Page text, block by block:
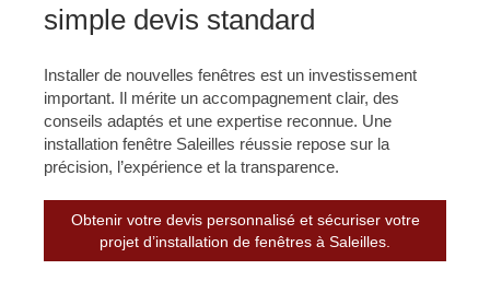
simple devis standard
Installer de nouvelles fenêtres est un investissement
important. Il mérite un accompagnement clair, des
conseils adaptés et une expertise reconnue. Une
installation fenêtre Saleilles réussie repose sur la
précision, l’expérience et la transparence.
Obtenir votre devis personnalisé et sécuriser votre
projet d’installation de fenêtres à Saleilles.